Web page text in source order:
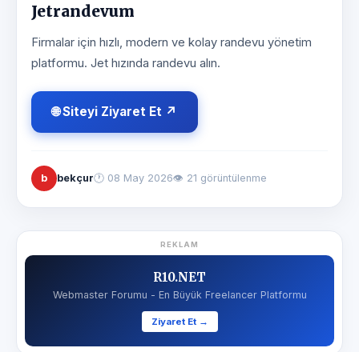
Jetrandevum
Firmalar için hızlı, modern ve kolay randevu yönetim
platformu. Jet hızında randevu alın.
🌐 Siteyi Ziyaret Et ↗
b bekçur🕐 08 May 2026👁 21 görüntülenme
REKLAM
R10.NET
Webmaster Forumu - En Büyük Freelancer Platformu
Ziyaret Et →